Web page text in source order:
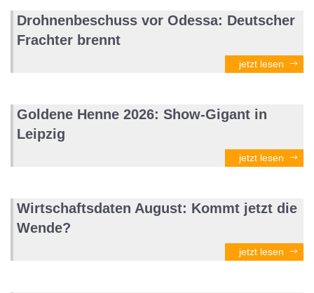
Drohnenbeschuss vor Odessa: Deutscher
Frachter brennt
jetzt lesen
Goldene Henne 2026: Show-Gigant in
Leipzig
jetzt lesen
Wirtschaftsdaten August: Kommt jetzt die
Wende?
jetzt lesen